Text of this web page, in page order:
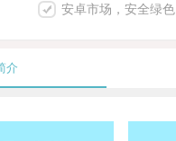
安卓市场，安全绿色
介